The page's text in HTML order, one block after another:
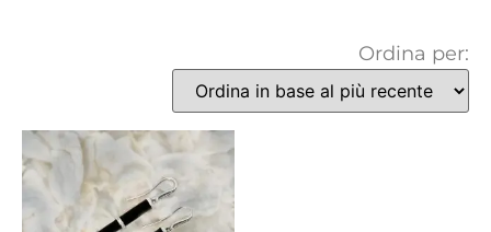
Ordina per: